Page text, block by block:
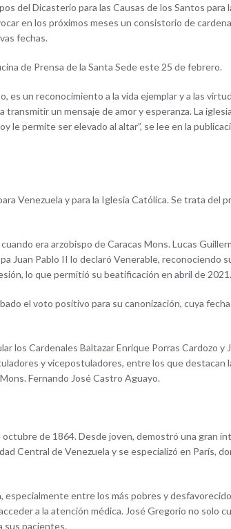
del Dicasterio para las Causas de los Santos para
en los próximos meses un consistorio de
fechas.
de Prensa de la Santa Sede este 25 de febrero.
un reconocimiento a la vida ejemplar y a las
un mensaje de amor y esperanza. La
le permite ser elevado al altar”, se lee en la
Venezuela y para la Iglesia Católica. Se trata del
era arzobispo de Caracas Mons. Lucas
Juan Pablo II lo declaró Venerable, reconociendo
lo que permitió su beatificación en abril de 2021.
el voto positivo para su canonización, cuya
los Cardenales Baltazar Enrique Porras Cardozo y
y vicepostuladores, entre los que destacan
Fernando José Castro Aguayo.
de 1864. Desde joven, demostró una gran
Central de Venezuela y se especializó en París,
especialmente entre los más pobres y
a la atención médica. José Gregorio no solo
sus pacientes.